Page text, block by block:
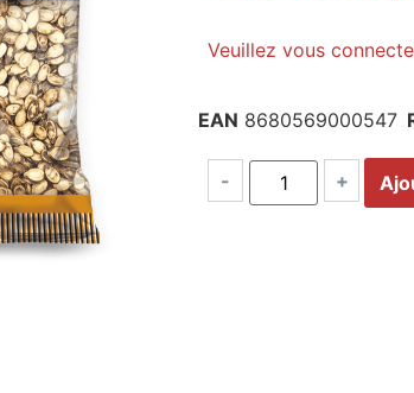
Veuillez vous
EAN 8680569000547
- +